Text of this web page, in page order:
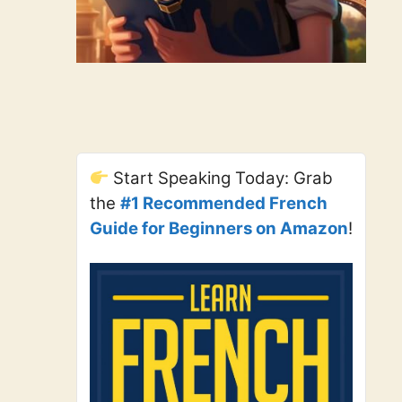
Start Speaking Today: Grab
the #1 Recommended French
Guide for Beginners on Amazon!